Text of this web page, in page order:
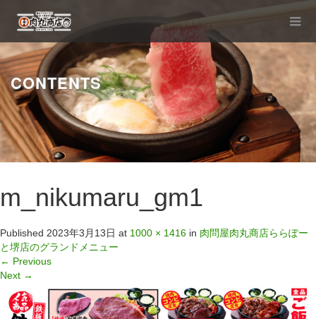
CONTENTS
m_nikumaru_gm1
Published 2023年3月13日 at 1000 × 1416 in 肉問屋肉丸商店ららぽー
と堺店のグランドメニュー
← Previous
Next →